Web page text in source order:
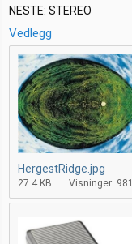
NESTE: STEREO
Vedlegg
HergestRidge.jpg
27.4 KB Visninger: 981